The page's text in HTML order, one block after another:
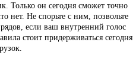
Только он сегодня сможет точно
нет. Не спорьте с ним, позвольте
если ваш внутренний голос
стоит придерживаться сегодня